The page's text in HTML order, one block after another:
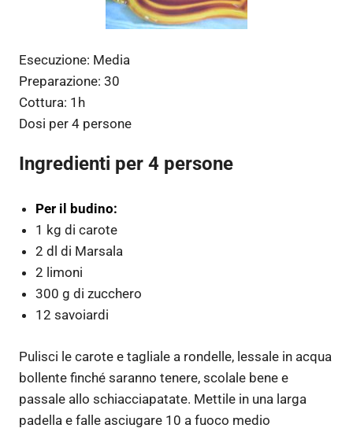
Esecuzione: Media
Preparazione: 30
Cottura: 1h
Dosi per 4 persone
Ingredienti per 4 persone
Per il budino:
1 kg di carote
2 dl di Marsala
2 limoni
300 g di zucchero
12 savoiardi
Pulisci le carote e tagliale a rondelle, lessale in acqua
bollente finché saranno tenere, scolale bene e
passale allo schiacciapatate. Mettile in una larga
padella e falle asciugare 10 a fuoco medio